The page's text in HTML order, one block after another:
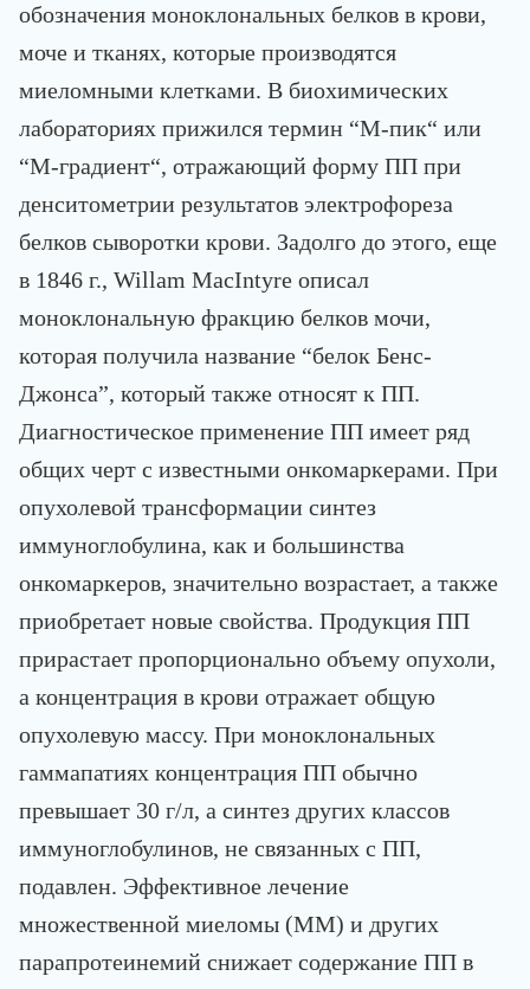
обозначения моноклональных белков в крови,
моче и тканях, которые производятся
миеломными клетками. В биохимических
лабораториях прижился термин “М-пик“ или
“М-градиент“, отражающий форму ПП при
денситометрии результатов электрофореза
белков сыворотки крови. Задолго до этого, еще
в 1846 г., Willam MacIntyre описал
моноклональную фракцию белков мочи,
которая получила название “белок Бенс-
Джонса”, который также относят к ПП.
Диагностическое применение ПП имеет ряд
общих черт с известными онкомаркерами. При
опухолевой трансформации синтез
иммуноглобулина, как и большинства
онкомаркеров, значительно возрастает, а также
приобретает новые свойства. Продукция ПП
прирастает пропорционально объему опухоли,
а концентрация в крови отражает общую
опухолевую массу. При моноклональных
гаммапатиях концентрация ПП обычно
превышает 30 г/л, а синтез других классов
иммуноглобулинов, не связанных с ПП,
подавлен. Эффективное лечение
множественной миеломы (ММ) и других
парапротеинемий снижает содержание ПП в